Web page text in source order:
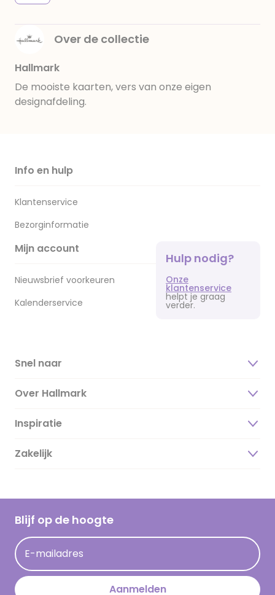
Over de collectie
Hallmark
De mooiste kaarten, vers van onze eigen
designafdeling.
Info en hulp
Klantenservice
Bezorginformatie
Mijn account
Nieuwsbrief voorkeuren
Kalenderservice
Hulp nodig?
Onze
klantenservice
helpt je graag
verder.
Snel naar
Over Hallmark
Over ons
Duurzaamheid
Hallmark Kaartclub
Acties
Persberichten
Hallmark en Kinderpostzegels
Inspiratie
Magazine
Cadeau inspiratie
Kaartinspiratie
Zakelijk
Blijf op de hoogte
E-mailadres
Aanmelden